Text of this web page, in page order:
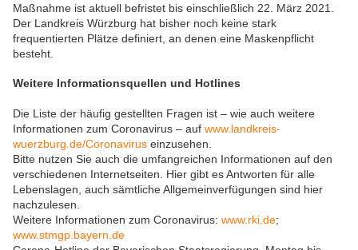
Maßnahme ist aktuell befristet bis einschließlich 22. März 2021.
Der Landkreis Würzburg hat bisher noch keine stark
frequentierten Plätze definiert, an denen eine Maskenpflicht
besteht.
Weitere Informationsquellen und Hotlines
Die Liste der häufig gestellten Fragen ist – wie auch weitere
Informationen zum Coronavirus – auf www.landkreis-
wuerzburg.de/Coronavirus einzusehen.
Bitte nutzen Sie auch die umfangreichen Informationen auf den
verschiedenen Internetseiten. Hier gibt es Antworten für alle
Lebenslagen, auch sämtliche Allgemeinverfügungen sind hier
nachzulesen.
Weitere Informationen zum Coronavirus: www.rki.de;
www.stmgp.bayern.de